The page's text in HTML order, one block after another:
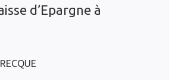
d’Epargne à